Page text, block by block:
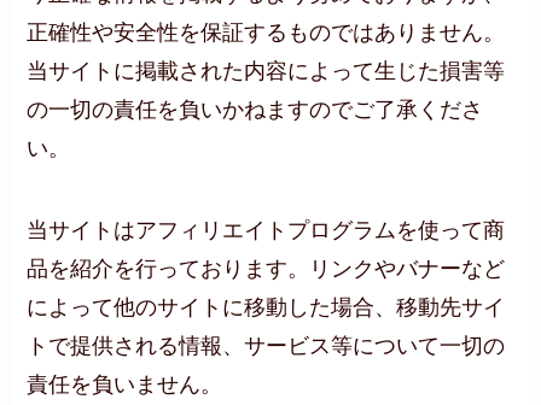
正確性や安全性を保証するものではありません。
当サイトに掲載された内容によって生じた損害等
の一切の責任を負いかねますのでご了承くださ
い。
当サイトはアフィリエイトプログラムを使って商
品を紹介を行っております。リンクやバナーなど
によって他のサイトに移動した場合、移動先サイ
トで提供される情報、サービス等について一切の
責任を負いません。